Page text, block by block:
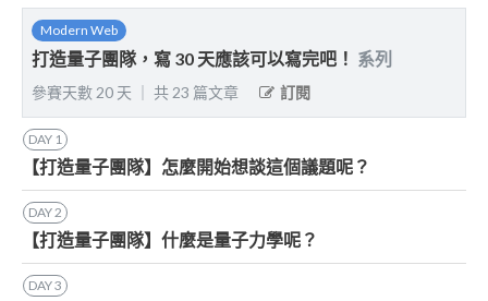
Modern Web
打造量子團隊，寫 30 天應該可以寫完吧！ 系列
參賽天數 20 天 共 23 篇文章 訂閱
DAY 1
【打造量子團隊】怎麼開始想談這個議題呢？
DAY2
【打造量子團隊】什麼是量子力學呢？
DAY3